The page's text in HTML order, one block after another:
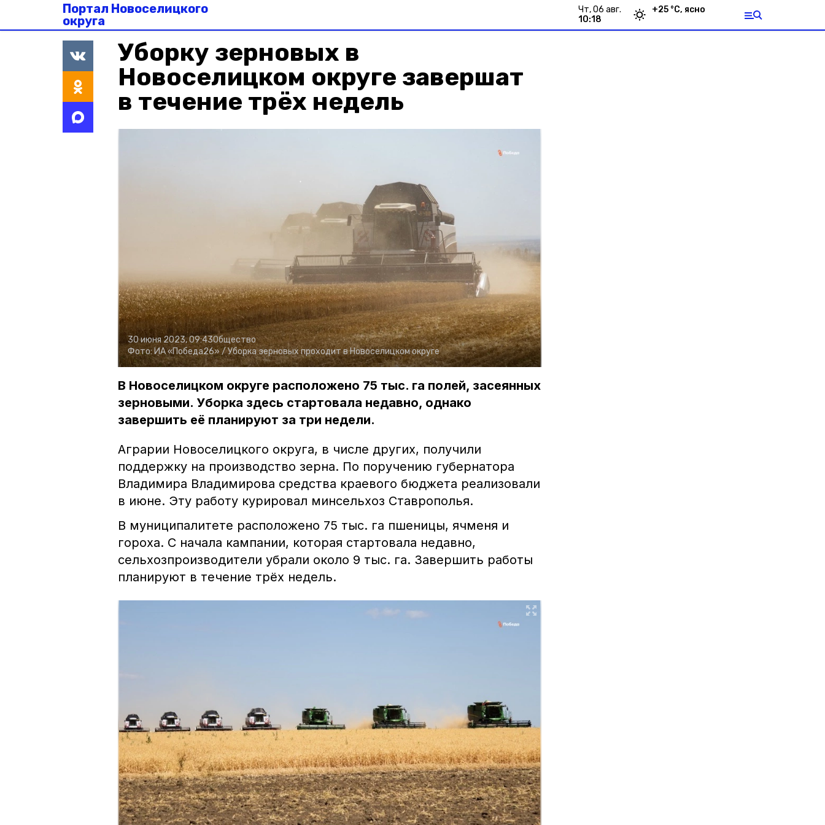
Портал Новоселицкого
округа
чт, 06 авг.
10:18
+25 °С, ясно
Уборку зерновых в
Новоселицком округе завершат
в течение трёх недель
30 июня 2023, 09:43Общество
Фото: ИА «Победа26» /Уборка зерновых проходит в Новоселицком округе
В Новоселицком округе расположено 75 тыс. га полей, засеянных
зерновыми. Уборка здесь стартовала недавно, однако
завершить её планируют за три недели.
Аграрии Новоселицкого округа, в числе других, получили
поддержку на производство зерна. По поручению губернатора
Владимира Владимирова средства краевого бюджета реализовали
в июне. Эту работу курировал минсельхоз Ставрополья.
В муниципалитете расположено 75 тыс. га пшеницы, ячменя и
гороха. С начала кампании, которая стартовала недавно,
сельхозпроизводители убрали около 9 тыс. га. Завершить работы
планируют в течение трёх недель.